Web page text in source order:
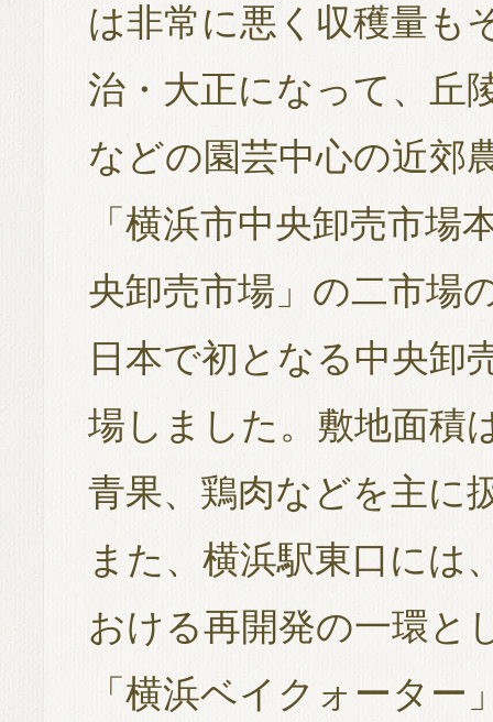
は非常に悪く収穫量も
治・大正になって、丘
などの園芸中心の近郊
「横浜市中央卸売市
央卸売市場」の二市場
日本で初となる中央卸
場しました。敷地面積
青果、鶏肉などを主に
また、横浜駅東口には
おける再開発の一環と
「横浜ベイクォータ